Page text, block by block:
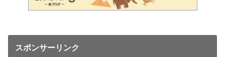
スポンサーリンク